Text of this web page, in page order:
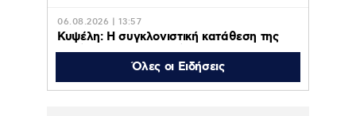
06.08.2026 | 13:57
Κυψέλη: Η συγκλονιστική κατάθεση της
συζύγου του Αφγανού – Πως
γνωρίστηκαν με τη Λίσα και πως τον
υποψιάστηκε για τη δολοφονία της
Βρετανίδας
Όλες οι Ειδήσεις